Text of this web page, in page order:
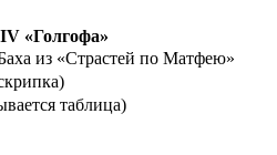
«Голгофа»
из «Страстей по Матфею»
таблица)